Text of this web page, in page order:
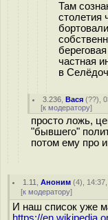
Там
столетия
частная
в
3.236 ,Вася (??),
[к модератору]
просто ложь,
"бывшего"
потом ему про
1.11 ,Аноним (4),
[к модератору]
И наш список уже